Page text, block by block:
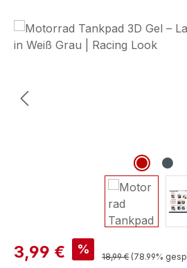
Bildergalerie überspringen
3,99 € %
18,99 € (78.99%